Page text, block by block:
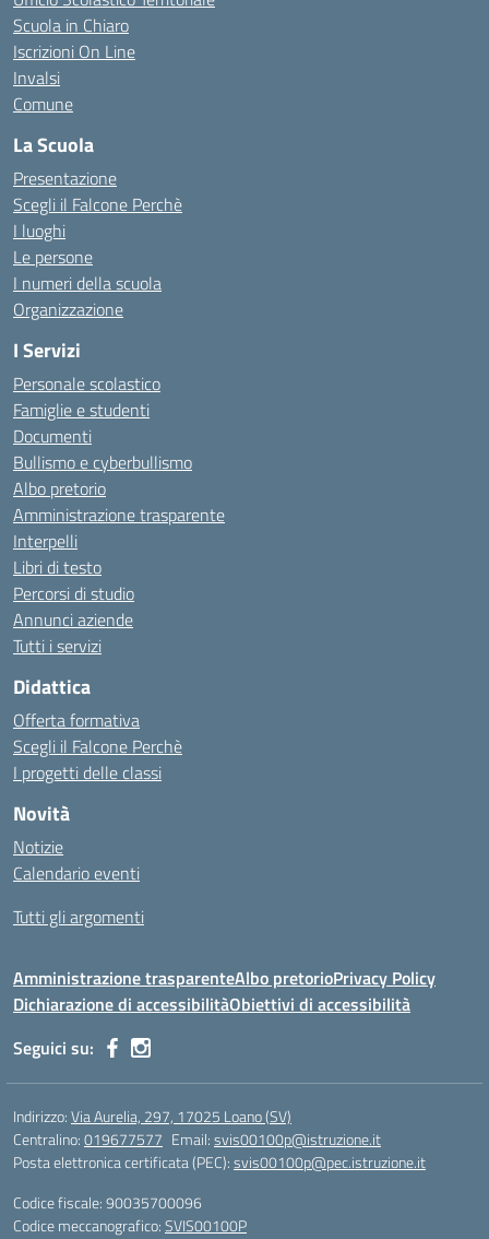
Scuola in Chiaro
Iscrizioni On Line
Invalsi
Comune
La Scuola
Presentazione
Scegli il Falcone Perchè
I luoghi
Le persone
I numeri della scuola
Organizzazione
I Servizi
Personale scolastico
Famiglie e studenti
Documenti
Bullismo e cyberbullismo
Albo pretorio
Amministrazione trasparente
Interpelli
Libri di testo
Percorsi di studio
Annunci aziende
Tutti i servizi
Didattica
Offerta formativa
Scegli il Falcone Perchè
I progetti delle classi
Novità
Notizie
Calendario eventi
Tutti gli argomenti
Amministrazione trasparenteAlbo pretorioPrivacy Policy
Dichiarazione di accessibilitàObiettivi di accessibilità
Seguici su:
Indirizzo:Via Aurelia, 297, 17025 Loano (SV)
Centralino:019677577 Email:svis00100p@istruzione.it
Posta elettronica certificata (PEC):svis00100p@pec.istruzione.it
Codice fiscale: 90035700096
Codice meccanografico:SVIS00100P